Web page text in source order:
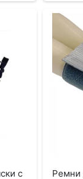
с
Ремни